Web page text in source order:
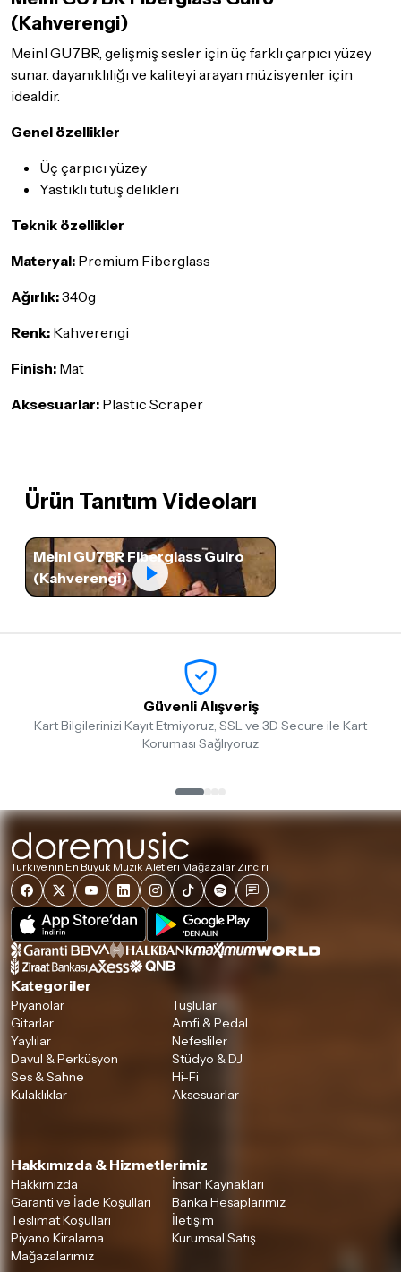
göndermeden önce mutlaka
geçerek bilgi veriniz.
İade ve değişim koşulları, ürün kategorilerine göre farklılık
gösterebilir. Lütfen satın almadan önce ilgili ürünün
iade/değişim şartlarını kontrol ettiğinizden emin olun.
Detaylar içintıklayınız
(Kahverengi)
Meinl GU7BR, gelişmiş sesler için üç farklı çarpıcı yüzey
sunar. dayanıklılığı ve kaliteyi arayan müzisyenler için
idealdir.
Genel özellikler
Üç çarpıcı yüzey
Yastıklı tutuş delikleri
Teknik özellikler
Materyal: Premium Fiberglass
Ağırlık:340g
Renk: Kahverengi
Finish: Mat
Aksesuarlar: Plastic Scraper
Ürün Tanıtım Videoları
Meinl GU7BR Fiberglass Guiro
(Kahverengi)
Güvenli Alışveriş
Kart Bilgilerinizi Kayıt Etmiyoruz, SSL ve 3D Secure ile Kart
Koruması Sağlıyoruz
Türkiye'nin En Büyük Müzik Aletleri Mağazalar Zinciri
Kategoriler
Piyanolar
Tuşlular
Gitarlar
Amfi & Pedal
Yaylılar
Nefesliler
Davul & Perküsyon
Stüdyo & DJ
Ses & Sahne
Hi-Fi
Kulaklıklar
Aksesuarlar
Hakkımızda & Hizmetlerimiz
Hakkımızda
İnsan Kaynakları
Garanti ve İade Koşulları
Banka Hesaplarımız
Teslimat Koşulları
İletişim
Piyano Kiralama
Kurumsal Satış
Mağazalarımız